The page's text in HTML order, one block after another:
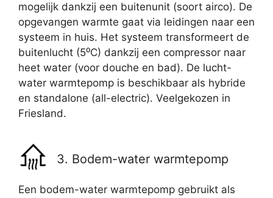
mogelijk dankzij een buitenunit (soort airco). De
opgevangen warmte gaat via leidingen naar een
systeem in huis. Het systeem transformeert de
buitenlucht (5⁰C) dankzij een compressor naar
heet water (voor douche en bad). De lucht-
water warmtepomp is beschikbaar als hybride
en standalone (all-electric). Veelgekozen in
Friesland.
3. Bodem-water warmtepomp
Een bodem-water warmtepomp gebruikt als